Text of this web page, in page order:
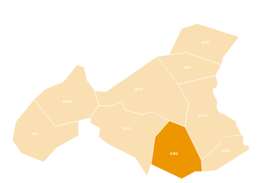
NRD
İSL
ŞHK
YVZ
NZP
OĞZ
KRK
ŞHB
ARB